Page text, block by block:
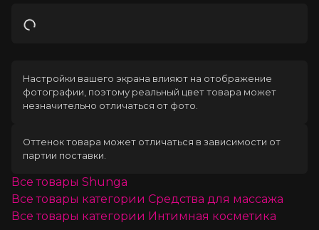
Загрузка
Настройки вашего экрана влияют на отображение
фотографии, поэтому реальный цвет товара может
незначительно отличаться от фото.
Оттенок товара может отличаться в зависимости от
партии поставки.
Все товары Shunga
Все товары категории Средства для массажа
Все товары категории Интимная косметика